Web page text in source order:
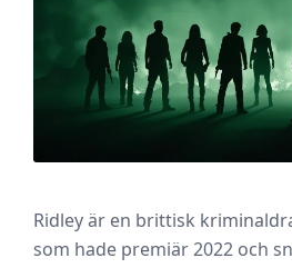
Ridley är en brittisk
som hade premiär 2022 och